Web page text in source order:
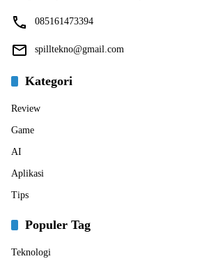
085161473394
spilltekno@gmail.com
Kategori
Review
Game
AI
Aplikasi
Tips
Populer Tag
Teknologi